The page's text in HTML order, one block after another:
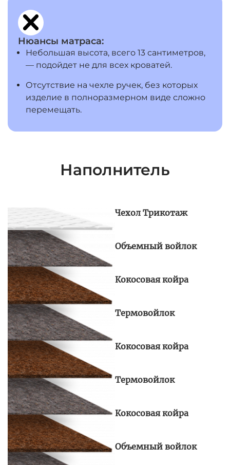
Нюансы матраса:
Небольшая высота, всего 13 сантиметров,
— подойдет не для всех кроватей.
Отсутствие на чехле ручек, без которых
изделие в полноразмерном виде сложно
перемещать.
Наполнитель
Объемный войлок
Кокосовая койра
Термовойлок
Кокосовая койра
Термовойлок
Кокосовая койра
Объемный войлок
Чехол Трикотаж